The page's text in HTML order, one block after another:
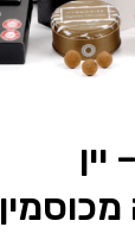
מכוסמין